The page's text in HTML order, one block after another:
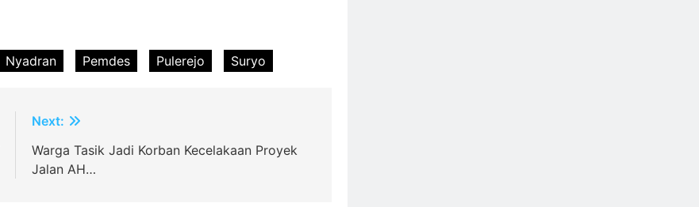
Nyadran Pemdes Pulerejo Suryo
Next:
Warga Tasik Jadi Korban Kecelakaan Proyek
Jalan AH…